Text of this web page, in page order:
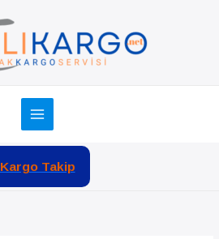
Kargo Takip